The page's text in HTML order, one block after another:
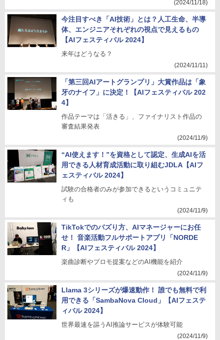
(2024/11/18)
今注目すべき「AI技術」とは？人工生命、半導
体、エンジニアそれぞれの視点で見えるもの
【AIフェスティバル 2024】
来年はどうなる？
(2024/11/11)
「第三回AIアートグランプリ」大賞作品は「象
牙のナイフ」に決定！【AIフェスティバル 202
4】
作品テーマは「活きる」、ファイナリスト作品の
審査結果発表
(2024/11/9)
“AI使えます！”を資格として認定、生成AIを活
用できる人材育成活動に取り組むJDLA【AIフ
ェスティバル 2024】
試験の合格者のみが参加できるというコミュニテ
ィも
(2024/11/9)
TikTokでのバズり方、AIマネージャーにお任
せ！ 音楽活動フルサポートアプリ「NORDE
R」【AIフェスティバル 2024】
楽曲診断やプロモ提案などのAI機能を紹介
(2024/11/9)
Llama 3シリーズが爆速動作！ 誰でも無料で利
用できる「SambaNova Cloud」【AIフェステ
ィバル 2024】
世界最速を謳うAI推論サービスが体験可能
(2024/11/9)